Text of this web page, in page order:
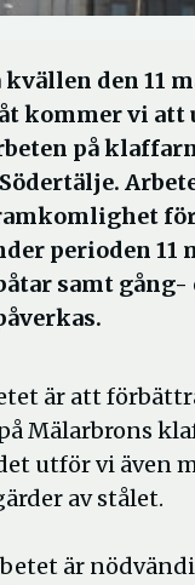
den 11
kommer vi att
på
perioden 11
samt gång-
är att
Mälarbrons
utför vi även
av stålet.
är